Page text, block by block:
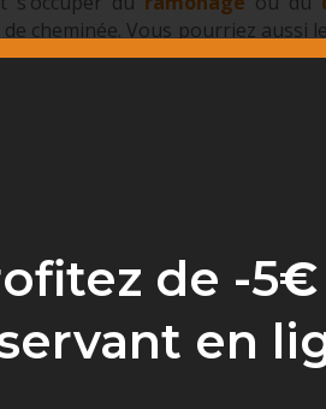
cheminée. Vous pourriez aussi
et contaminer les réserves
excréments et de leurs
une
de -5€
en